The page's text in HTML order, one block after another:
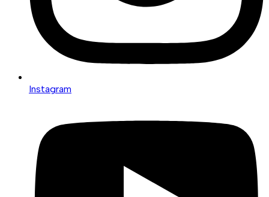
Instagram